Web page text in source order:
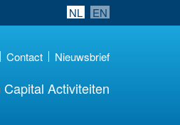
NL EN
Contact Nieuwsbrief
Capital Activiteiten